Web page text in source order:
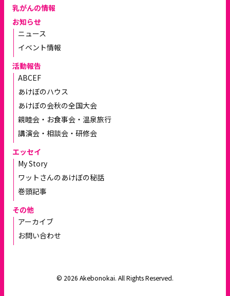
乳がんの情報
お知らせ
ニュース
イベント情報
活動報告
ABCEF
あけぼのハウス
あけぼの会秋の全国大会
親睦会・お食事会・温泉旅行
講演会・相談会・研修会
エッセイ
My Story
ワットさんのあけぼの秘話
巻頭記事
その他
アーカイブ
お問い合わせ
© 2026 Akebonokai. All Rights Reserved.